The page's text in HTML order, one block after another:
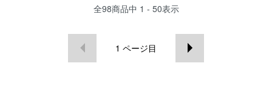
全98商品中 1 - 50表示
1 ページ目